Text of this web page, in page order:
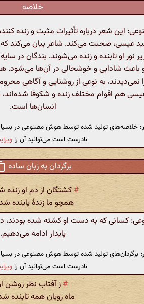
خلاصه
این شعر درباره تأثیرات مثبت و زنده
عیسی، صحبت می‌کند. شاعر بیان می‌کند که
نور او تابنده و زنده می‌شوند. بندگان در
باعث شادابی و خوشحالی در آن‌ها می‌شود.
نمی‌دیدند، به نوعی از روشنایی و آگاهی
هم اقوام مختلف زنده و شکوفا شده‌اند،
انسان‌ها است.
خلاصه‌های تولید شده توسط هوش مصنوعی در بسیاری
نادرست است می‌توانید آن را
برگردان به زبان ساده
# کشتگان از دم او زنده
همچو ما زندهٔ پاینده
کسانی که به دست او کشته شده بودند،
پایدار ادامه می‌دهیم.
برگردان‌های تولید شده توسط هوش مصنوعی در
نادرست است می‌توانید آن را
# ز آفتاب نظر روشن
ماه رویان همه تابنده